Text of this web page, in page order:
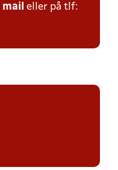
mail eller på tlf: